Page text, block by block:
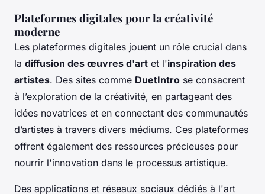
Plateformes digitales pour la créativité
moderne
Les plateformes digitales jouent un rôle crucial dans
la diffusion des œuvres d'art et l'inspiration des
artistes. Des sites comme DuetIntro se consacrent
à l’exploration de la créativité, en partageant des
idées novatrices et en connectant des communautés
d’artistes à travers divers médiums. Ces plateformes
offrent également des ressources précieuses pour
nourrir l'innovation dans le processus artistique.
Des applications et réseaux sociaux dédiés à l'art